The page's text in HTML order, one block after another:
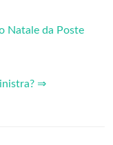
Natale da Poste
⇒